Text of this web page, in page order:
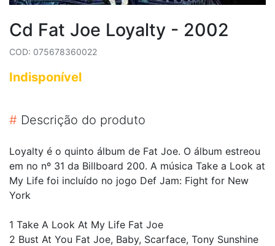
Cd Fat Joe Loyalty - 2002
COD: 075678360022
Indisponível
# Descrição do produto
Loyalty é o quinto álbum de Fat Joe. O álbum estreou
em no nº 31 da Billboard 200. A música Take a Look at
My Life foi incluído no jogo Def Jam: Fight for New
York
1 Take A Look At My Life Fat Joe
2 Bust At You Fat Joe, Baby, Scarface, Tony Sunshine